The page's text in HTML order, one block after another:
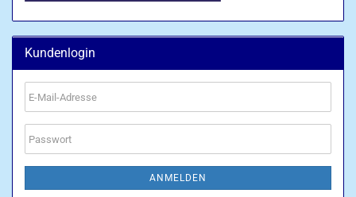
Kundenlogin
E-
Mail-
Adresse
Passwort
ANMELDEN